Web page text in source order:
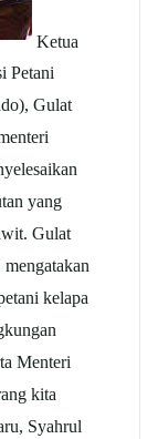
Ketua
Petani
Gulat
yang
Gulat
kelapa
Menteri
kita
Syahrul